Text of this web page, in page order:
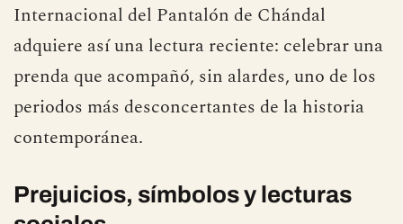
Internacional del Pantalón de Chándal
adquiere así una lectura reciente: celebrar una
prenda que acompañó, sin alardes, uno de los
periodos más desconcertantes de la historia
contemporánea.
Prejuicios, símbolos y lecturas